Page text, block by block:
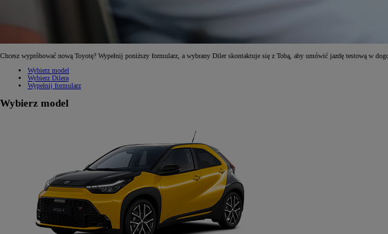
Chcesz wypróbować nową Toyotę? Wypełnij poniższy formularz, a wybrany Diler skontaktuje się z Tobą, aby umówić jazdę testową w
Wybierz model
Wybierz Dilera
Wypełnij formularz
Wybierz model